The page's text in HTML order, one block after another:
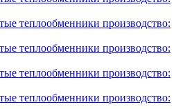
теплообменники производство:
теплообменники производство:
теплообменники производство:
теплообменники производство: